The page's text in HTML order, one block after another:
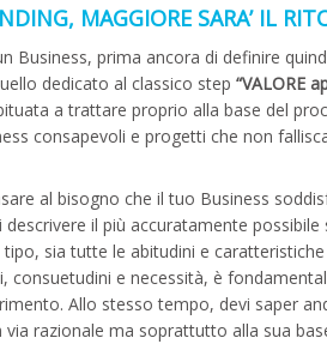
MAGGIORE SARA’ IL
Business, prima ancora di definire
dedicato al classico step “VALORE
a trattare proprio alla base del
consapevoli e progetti che non
al bisogno che il tuo Business
il più accuratamente
sia tutte le abitudini e
consuetudini e necessità, è
Allo stesso tempo, devi saper
via razionale ma soprattutto alla sua